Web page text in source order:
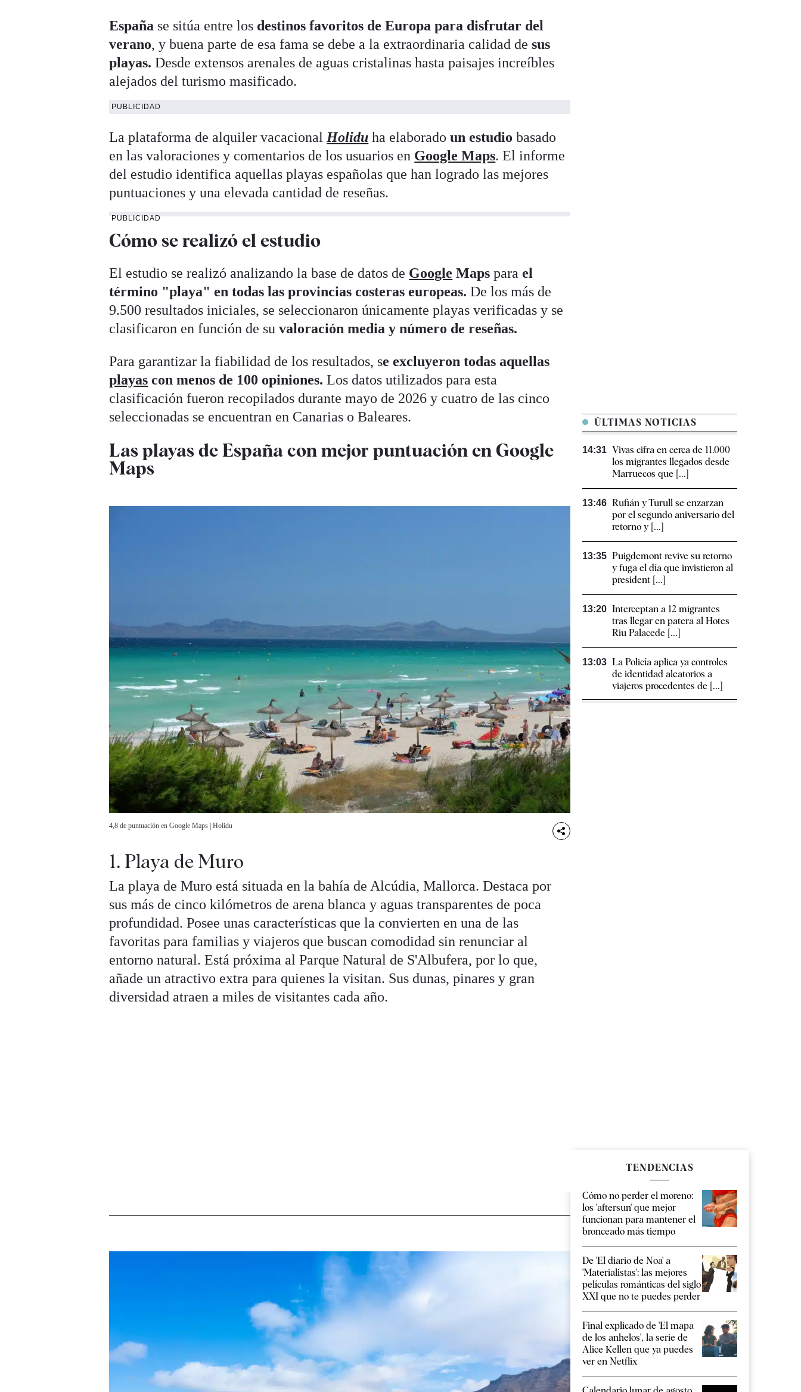
España se sitúa entre los destinos favoritos de Europa para disfrutar del
verano, y buena parte de esa fama se debe a la extraordinaria calidad desus
playas. Desde extensos arenales de aguas cristalinas hasta paisajes increíbles
alejados del turismo masificado.
PUBLICIDAD
La plataforma de alquiler vacacional Holidu ha elaboradoun estudio basado
en las valoraciones y comentarios de los usuarios en Google Maps. El informe
del estudio identifica aquellas playas españolas que han logrado las mejores
puntuaciones y una elevada cantidad de reseñas.
PUBLICIDAD
Cómo se realizó el estudio
El estudio se realizó analizando la base de datos de Google Maps parael
término "playa" en todas las provincias costeras europeas. De los más de
9.500 resultados iniciales, se seleccionaron únicamente playas verificadas y se
clasificaron en función de suvaloración media y número de reseñas.
Para garantizar la fiabilidad de los resultados, se excluyeron todas aquellas
playas con menos de 100 opiniones.Los datos utilizados para esta
clasificación fueron recopilados durante mayo de 2026 y cuatro de las cinco
seleccionadas se encuentran en Canarias o Baleares.
Las playas de España con mejor puntuación en Google
Maps
4,8 de puntuación en Google Maps | Holidu
1. Playa de Muro
La playa de Muro está situada en la bahía de Alcúdia, Mallorca. Destaca por
sus más de cinco kilómetros de arena blanca y aguas transparentes de poca
profundidad. Posee unas características que la convierten en una de las
favoritas para familias y viajeros que buscan comodidad sin renunciar al
entorno natural. Está próxima al Parque Natural de S'Albufera, por lo que,
añade un atractivo extra para quienes la visitan. Sus dunas, pinares y gran
diversidad atraen a miles de visitantes cada año.
ÚLTIMAS NOTICIAS
14:31 Vivas cifra en cerca de 11.000
los migrantes llegados desde
Marruecos que [...]
13:46 Rufián y Turull se enzarzan
por el segundo aniversario del
retorno y [...]
13:35 Puigdemont revive su retorno
y fuga el día que invistieron al
president [...]
13:20 Interceptan a 12 migrantes
tras llegar en patera al Hotes
Riu Palacede [...]
13:03 La Policía aplica ya controles
de identidad aleatorios a
viajeros procedentes de [...]
TENDENCIAS
Cómo no perder el moreno:
los 'aftersun' que mejor
funcionan para mantener el
bronceado más tiempo
De 'El diario de Noa' a
'Materialistas': las mejores
películas románticas del siglo
XXI que no te puedes perder
Final explicado de 'El mapa
de los anhelos', la serie de
Alice Kellen que ya puedes
ver en Netflix